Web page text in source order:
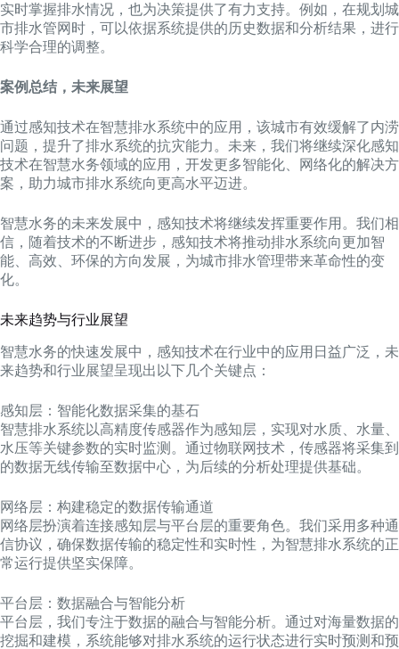
实时掌握排水情况，也为决策提供了有力支持。例如，在规划城
市排水管网时，可以依据系统提供的历史数据和分析结果，进行
科学合理的调整。
案例总结，未来展望
通过感知技术在智慧排水系统中的应用，该城市有效缓解了内涝
问题，提升了排水系统的抗灾能力。未来，我们将继续深化感知
技术在智慧水务领域的应用，开发更多智能化、网络化的解决方
案，助力城市排水系统向更高水平迈进。
智慧水务的未来发展中，感知技术将继续发挥重要作用。我们相
信，随着技术的不断进步，感知技术将推动排水系统向更加智
能、高效、环保的方向发展，为城市排水管理带来革命性的变
化。
未来趋势与行业展望
智慧水务的快速发展中，感知技术在行业中的应用日益广泛，未
来趋势和行业展望呈现出以下几个关键点：
感知层：智能化数据采集的基石
智慧排水系统以高精度传感器作为感知层，实现对水质、水量、
水压等关键参数的实时监测。通过物联网技术，传感器将采集到
的数据无线传输至数据中心，为后续的分析处理提供基础。
网络层：构建稳定的数据传输通道
网络层扮演着连接感知层与平台层的重要角色。我们采用多种通
信协议，确保数据传输的稳定性和实时性，为智慧排水系统的正
常运行提供坚实保障。
平台层：数据融合与智能分析
平台层，我们专注于数据的融合与智能分析。通过对海量数据的
挖掘和建模，系统能够对排水系统的运行状态进行实时预测和预